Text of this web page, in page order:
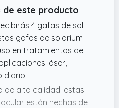
de este producto
4 gafas de sol
gafas de solarium
en tratamientos de
láser,
diario.
de alta calidad: estas
están hechas de